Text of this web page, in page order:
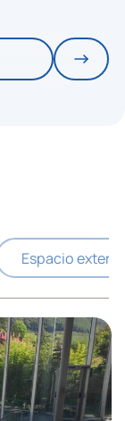
Espacio